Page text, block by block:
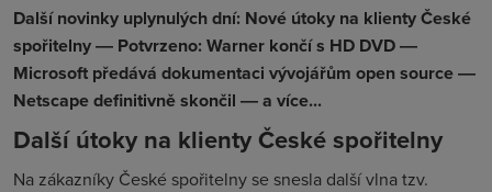
Další novinky uplynulých dní: Nové útoky na klienty České
spořitelny ― Potvrzeno: Warner končí s HD DVD ―
Microsoft předává dokumentaci vývojářům open source ―
Netscape definitivně skončil ― a více...
Další útoky na klienty České spořitelny
Na zákazníky České spořitelny se snesla další vlna tzv.